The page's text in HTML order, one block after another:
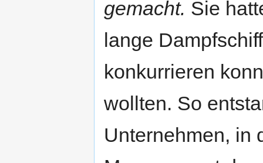
gemacht. Sie
lange
konkurrieren
wollten. So
Unternehmen, in